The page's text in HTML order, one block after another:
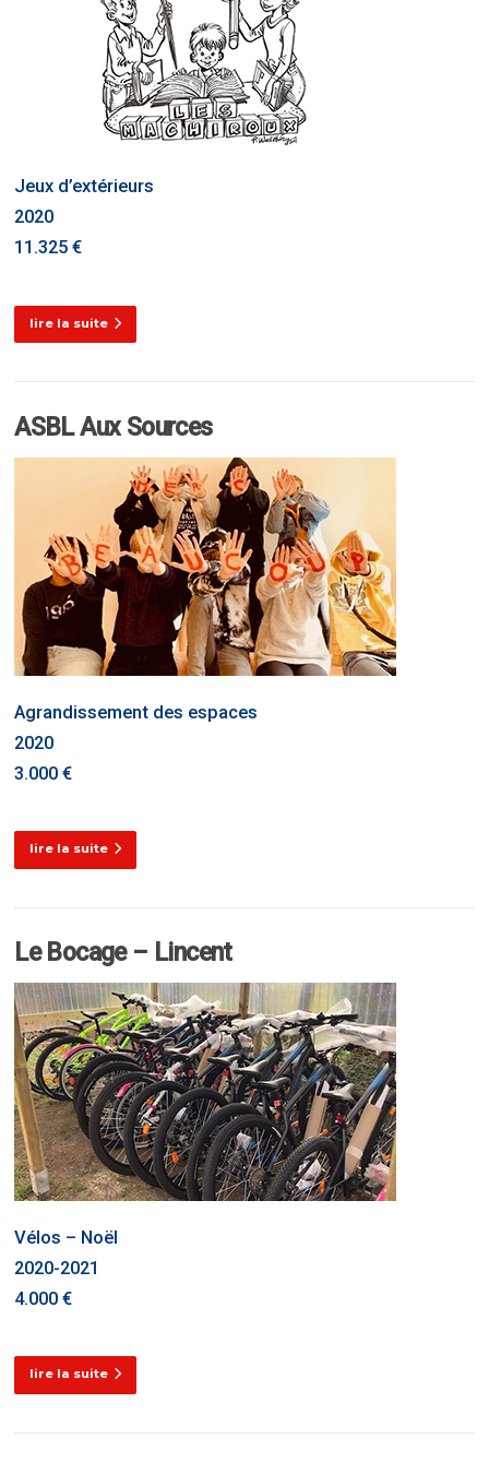
Jeux d’extérieurs
2020
11.325 €
lire la suite
ASBL Aux Sources
Agrandissement des espaces
2020
3.000 €
lire la suite
Le Bocage – Lincent
Vélos – Noël
2020-2021
4.000 €
lire la suite